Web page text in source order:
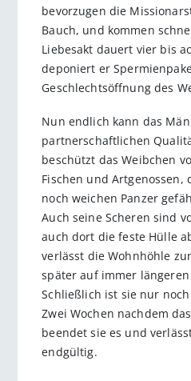
bevorzugen die
Bauch, und kommen
Liebesakt dauert vier bis
deponiert er
Geschlechtsöffnung des
Nun endlich kann das
partnerschaftlichen
beschützt das Weibchen
Fischen und Artgenossen,
noch weichen Panzer
Auch seine Scheren sind
auch dort die feste Hülle
verlässt die Wohnhöhle
später auf immer längeren
Schließlich ist sie nur
Zwei Wochen nachdem
beendet sie es und
endgültig.